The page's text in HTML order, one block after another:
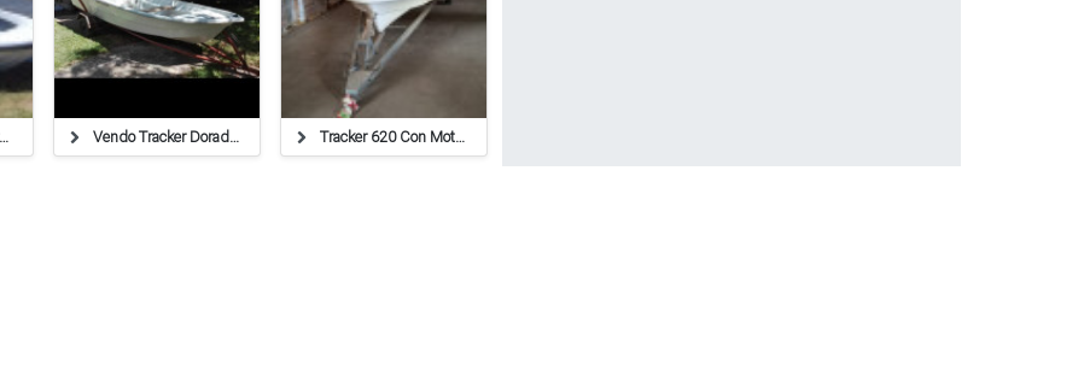
Fishing 430. Mercury 15 Vendo Tracker Dorado 520 Con Suzuki 40hp Tracker 620 Con Motor Yamaha 40 Hp